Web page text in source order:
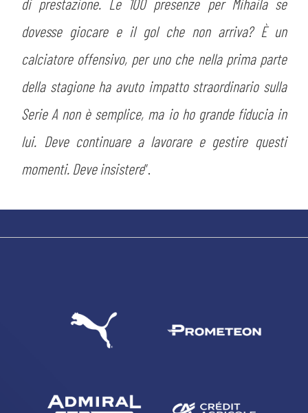
di prestazione. Le 100 presenze per Mihaila se
dovesse giocare e il gol che non arriva? È un
calciatore offensivo, per uno che nella prima parte
della stagione ha avuto impatto straordinario sulla
Serie A non è semplice, ma io ho grande fiducia in
lui. Deve continuare a lavorare e gestire questi
momenti. Deve insistere”.